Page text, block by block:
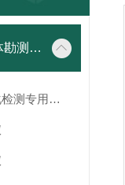
工程地质隧道坝体勘测仪器
井下全域可视化检测专用成像设备